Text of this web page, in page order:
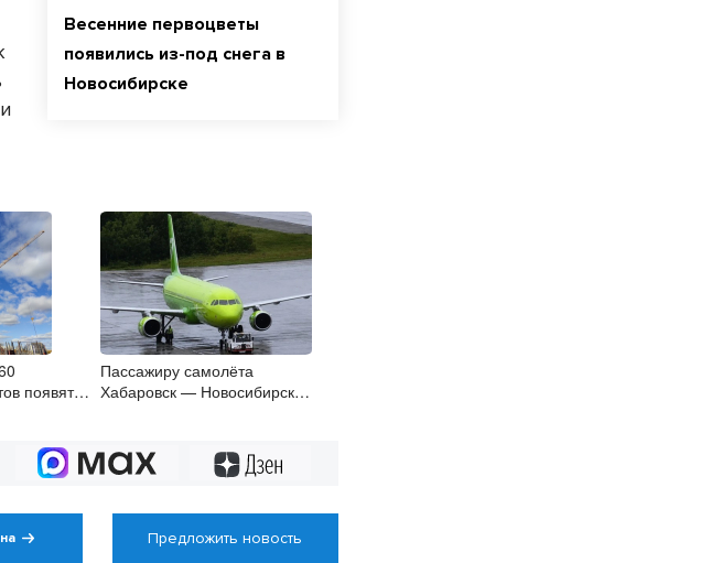
Весенние первоцветы
появились из-под снега в
Новосибирске
появятся
Пассажиру самолёта
Хабаровск — Новосибирск
Предложить новость